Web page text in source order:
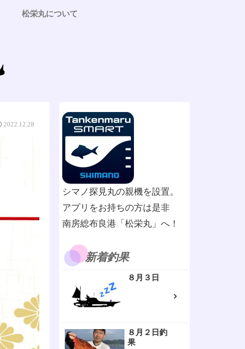
松栄丸について
2022.12.28
シマノ探見丸の親機を設置。
アプリをお持ちの方は是非
南房総布良港「松栄丸」へ！
新着釣果
８月３日
８月２日釣
果